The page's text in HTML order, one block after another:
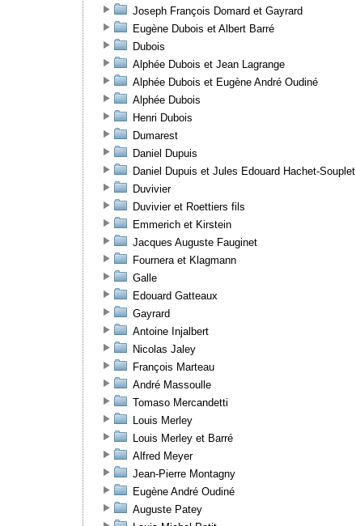
Joseph François Domard et Gayrard
Eugène Dubois et Albert Barré
Dubois
Alphée Dubois et Jean Lagrange
Alphée Dubois et Eugène André Oudiné
Alphée Dubois
Henri Dubois
Dumarest
Daniel Dupuis
Daniel Dupuis et Jules Edouard Hachet-Souplet
Duvivier
Duvivier et Roettiers fils
Emmerich et Kirstein
Jacques Auguste Fauginet
Fournera et Klagmann
Galle
Edouard Gatteaux
Gayrard
Antoine Injalbert
Nicolas Jaley
François Marteau
André Massoulle
Tomaso Mercandetti
Louis Merley
Louis Merley et Barré
Alfred Meyer
Jean-Pierre Montagny
Eugène André Oudiné
Auguste Patey